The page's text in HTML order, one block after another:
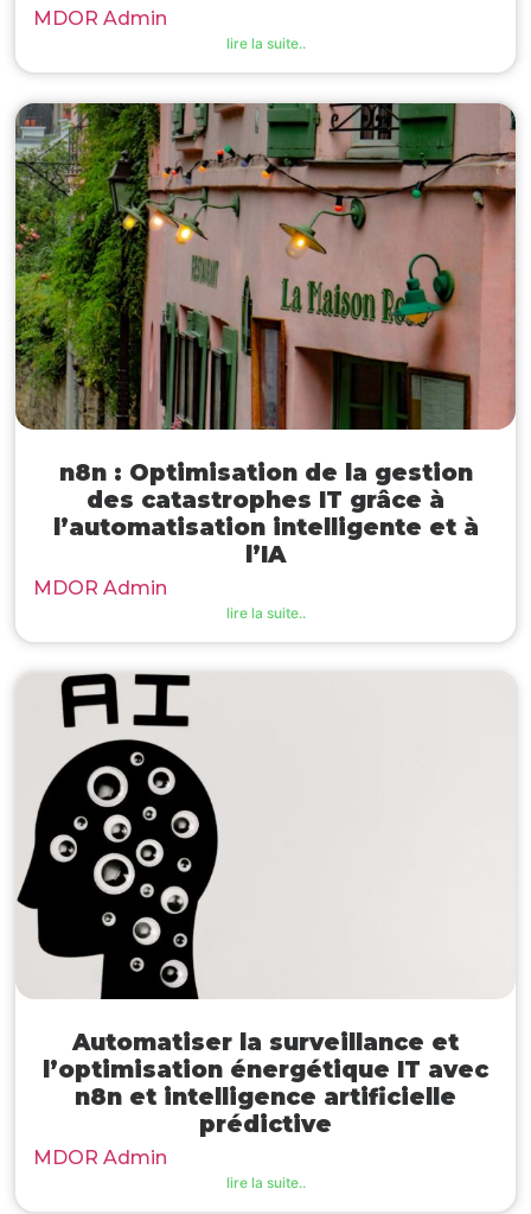
MDOR Admin
lire la suite..
n8n : Optimisation de la gestion
des catastrophes IT grâce à
l’automatisation intelligente et à
l’IA
MDOR Admin
lire la suite..
Automatiser la surveillance et
l’optimisation énergétique IT avec
n8n et intelligence artificielle
prédictive
MDOR Admin
lire la suite..